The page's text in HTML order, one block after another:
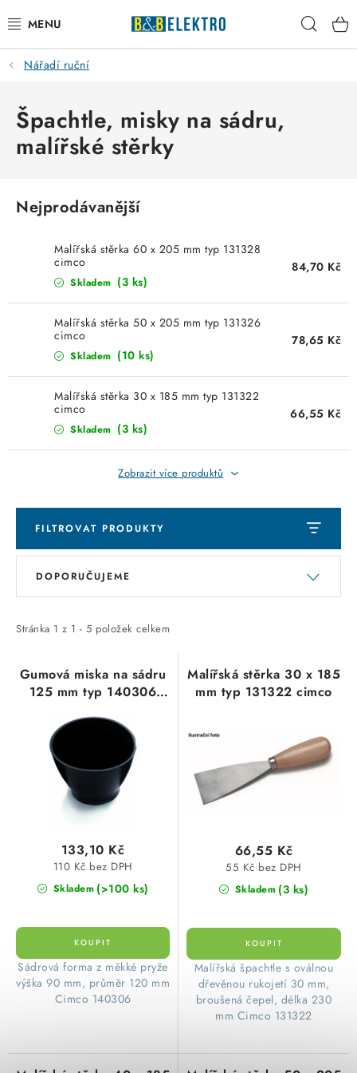
na
obsah
Reklamace / Vrácení zboží
Blog
Kontakty
ELEKTROMATERIÁL
JISTIČE
KABELY
ŽÁROVKY
OHŘÍVAČE VODY
CHYTRÁ DOMÁCNOST
SVÍTIDLA interiérová
SVÍTIDLA technická
NÁŘADÍ
VÝPRODEJ
Položky bez zařazené kategorie dle výrobců
VÁNOCE
OSVĚTLENÍ
Otevírací doba výdejny
Obchodní podmínky
Moje objednávka
Nářadí ruční
Špachtle, misky na sádru,
malířské stěrky
Nejprodávanější
Malířská stěrka 60 x 205 mm typ 131328
cimco
Skladem (3 ks)
84,70 Kč
Malířská stěrka 50 x 205 mm typ 131326
cimco
Skladem (10 ks)
78,65 Kč
Malířská stěrka 30 x 185 mm typ 131322
cimco
Skladem (3 ks)
66,55 Kč
Zobrazit více produktů
FILTROVAT PRODUKTY
V
i
p
Stránka 1 z 1 - 5 položek celkem
Ř
e
í
DOPORUČUJEME
Gumová miska na sádru
125 mm typ 140306
Skladem (>100 ks)
110 Kč bez DPH
133,10 Kč
Sádrová forma z měkké pryže
výška 90 mm, průměr 120 mm
Cimco 140306
Malířská stěrka 30 x 185
mm typ 131322 cimco
Skladem (3 ks)
55 Kč bez DPH
66,55 Kč
Malířská špachtle s oválnou
dřevěnou rukojetí 30 mm,
broušená čepel, délka 230
mm Cimco 131322